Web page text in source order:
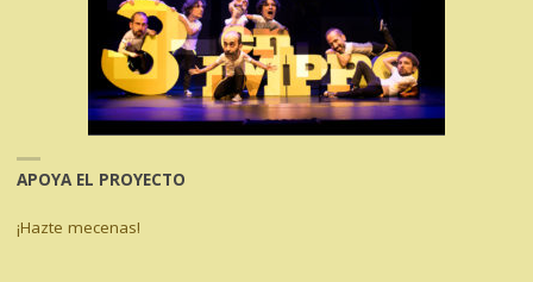
APOYA EL PROYECTO
¡Hazte mecenas!